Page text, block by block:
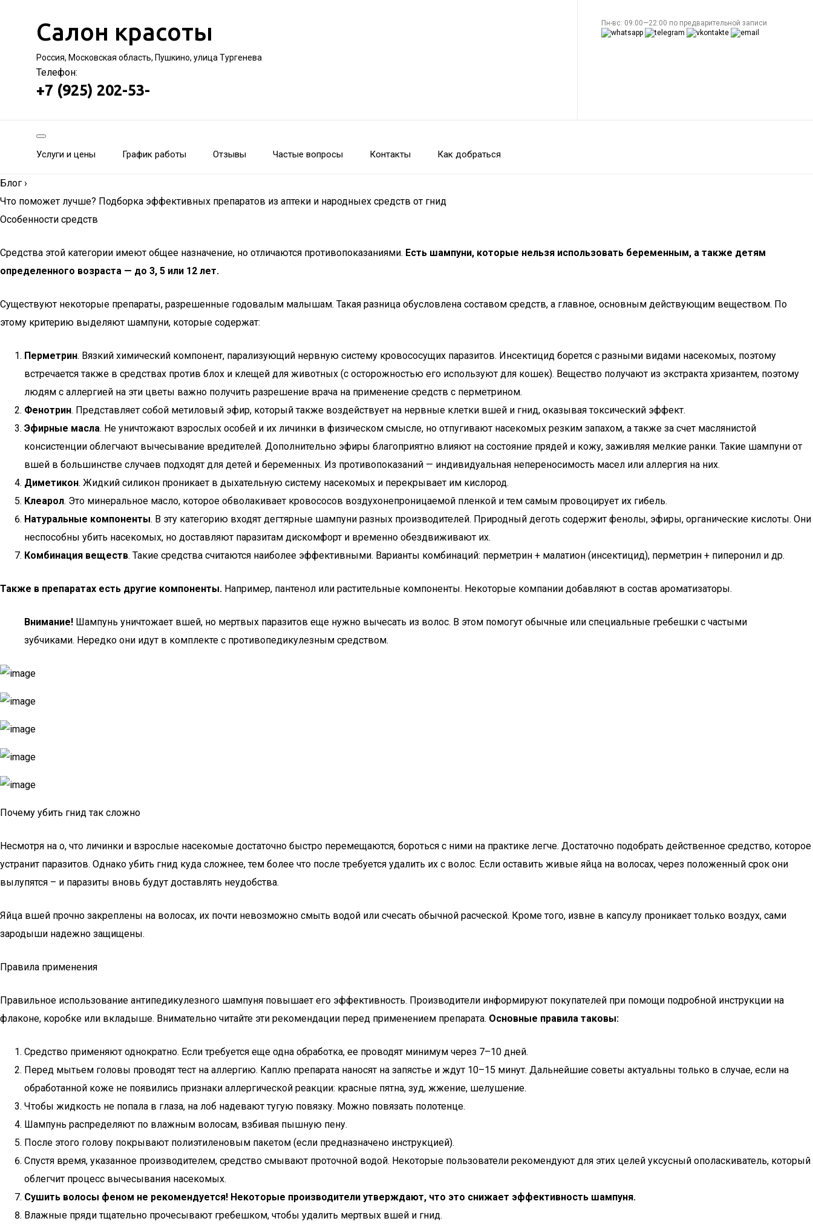
Салон красоты
Россия, Московская область, Пушкино, улица Тургенева
Телефон:
+7 (925) 202-53-
Пн-вс: 09:00—22:00 по предварительной записи
Услуги и цены График работы Отзывы Частые вопросы Контакты Как добраться
Блог ›
Что поможет лучше? Подборка эффективных препаратов из аптеки и народныех средств от гнид
Особенности средств
Средства этой категории имеют общее назначение, но отличаются противопоказаниями. Есть шампуни, которые нельзя использовать беременным, а также детям
определенного возраста — до 3, 5 или 12 лет.
Существуют некоторые препараты, разрешенные годовалым малышам. Такая разница обусловлена составом средств, а главное, основным действующим веществом. По
этому критерию выделяют шампуни, которые содержат:
Перметрин. Вязкий химический компонент, парализующий нервную систему кровососущих паразитов. Инсектицид борется с разными видами насекомых, поэтому
встречается также в средствах против блох и клещей для животных (с осторожностью его используют для кошек). Вещество получают из экстракта хризантем, поэтому
людям с аллергией на эти цветы важно получить разрешение врача на применение средств с перметрином.
Фенотрин. Представляет собой метиловый эфир, который также воздействует на нервные клетки вшей и гнид, оказывая токсический эффект.
Эфирные масла. Не уничтожают взрослых особей и их личинки в физическом смысле, но отпугивают насекомых резким запахом, а также за счет маслянистой
консистенции облегчают вычесывание вредителей. Дополнительно эфиры благоприятно влияют на состояние прядей и кожу, заживляя мелкие ранки. Такие шампуни от
вшей в большинстве случаев подходят для детей и беременных. Из противопоказаний — индивидуальная непереносимость масел или аллергия на них.
Диметикон. Жидкий силикон проникает в дыхательную систему насекомых и перекрывает им кислород.
Клеарол. Это минеральное масло, которое обволакивает кровососов воздухонепроницаемой пленкой и тем самым провоцирует их гибель.
Натуральные компоненты. В эту категорию входят дегтярные шампуни разных производителей. Природный деготь содержит фенолы, эфиры, органические кислоты. Они
неспособны убить насекомых, но доставляют паразитам дискомфорт и временно обездвиживают их.
Комбинация веществ. Такие средства считаются наиболее эффективными. Варианты комбинаций: перметрин + малатион (инсектицид), перметрин + пиперонил и др.
Также в препаратах есть другие компоненты. Например, пантенол или растительные компоненты. Некоторые компании добавляют в состав ароматизаторы.
Внимание! Шампунь уничтожает вшей, но мертвых паразитов еще нужно вычесать из волос. В этом помогут обычные или специальные гребешки с частыми
зубчиками. Нередко они идут в комплекте с противопедикулезным средством.
Почему убить гнид так сложно
Несмотря на о, что личинки и взрослые насекомые достаточно быстро перемещаются, бороться с ними на практике легче. Достаточно подобрать действенное средство, которое
устранит паразитов. Однако убить гнид куда сложнее, тем более что после требуется удалить их с волос. Если оставить живые яйца на волосах, через положенный срок они
вылупятся – и паразиты вновь будут доставлять неудобства.
Яйца вшей прочно закреплены на волосах, их почти невозможно смыть водой или счесать обычной расческой. Кроме того, извне в капсулу проникает только воздух, сами
зародыши надежно защищены.
Правила применения
Правильное использование антипедикулезного шампуня повышает его эффективность. Производители информируют покупателей при помощи подробной инструкции на
флаконе, коробке или вкладыше. Внимательно читайте эти рекомендации перед применением препарата. Основные правила таковы:
Средство применяют однократно. Если требуется еще одна обработка, ее проводят минимум через 7–10 дней.
Перед мытьем головы проводят тест на аллергию. Каплю препарата наносят на запястье и ждут 10–15 минут. Дальнейшие советы актуальны только в случае, если на
обработанной коже не появились признаки аллергической реакции: красные пятна, зуд, жжение, шелушение.
Чтобы жидкость не попала в глаза, на лоб надевают тугую повязку. Можно повязать полотенце.
Шампунь распределяют по влажным волосам, взбивая пышную пену.
После этого голову покрывают полиэтиленовым пакетом (если предназначено инструкцией).
Спустя время, указанное производителем, средство смывают проточной водой. Некоторые пользователи рекомендуют для этих целей уксусный ополаскиватель, который
облегчит процесс вычесывания насекомых.
Сушить волосы феном не рекомендуется! Некоторые производители утверждают, что это снижает эффективность шампуня.
Влажные пряди тщательно прочесывают гребешком, чтобы удалить мертвых вшей и гнид.